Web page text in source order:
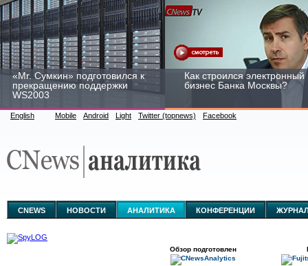
«Mr. Сумкин» подготовился к
прекращению поддержки
WS2003
Как строился электронный
бизнес Банка Москвы?
к аналитике
участвовать
English Mobile Android Light Twitter (topnews) Facebook
CNEWS НОВОСТИ АНАЛИТИКА КОНФЕРЕНЦИИ
Обзор подготовлен